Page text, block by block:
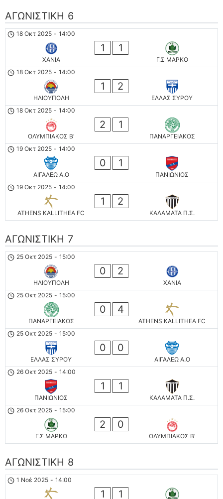
ΑΓΩΝΙΣΤΙΚΗ 6
18 Οκτ 2025 - 14:00
ΧΑΝΙΑ
1 1
Γ.Σ ΜΑΡΚΟ
18 Οκτ 2025 - 14:00
ΗΛΙΟΥΠΟΛΗ
1 2
ΕΛΛΑΣ ΣΥΡΟΥ
18 Οκτ 2025 - 14:00
ΟΛΥΜΠΙΑΚΟΣ Β'
2 1
ΠΑΝΑΡΓΕΙΑΚΟΣ
19 Οκτ 2025 - 14:00
ΑΙΓΑΛΕΩ A.O
0 1
ΠΑΝΙΩΝΙΟΣ
19 Οκτ 2025 - 14:00
ATHENS KALLITHEA FC
1 2
ΚΑΛΑΜΑΤΑ Π.Σ.
ΑΓΩΝΙΣΤΙΚΗ 7
25 Οκτ 2025 - 15:00
ΗΛΙΟΥΠΟΛΗ
0 2
ΧΑΝΙΑ
25 Οκτ 2025 - 15:00
ΠΑΝΑΡΓΕΙΑΚΟΣ
0 4
ATHENS KALLITHEA FC
25 Οκτ 2025 - 15:00
ΕΛΛΑΣ ΣΥΡΟΥ
0 0
ΑΙΓΑΛΕΩ A.O
26 Οκτ 2025 - 14:00
ΠΑΝΙΩΝΙΟΣ
1 1
ΚΑΛΑΜΑΤΑ Π.Σ.
26 Οκτ 2025 - 15:00
Γ.Σ ΜΑΡΚΟ
2 0
ΟΛΥΜΠΙΑΚΟΣ Β'
ΑΓΩΝΙΣΤΙΚΗ 8
1 Νοέ 2025 - 14:00
1 1